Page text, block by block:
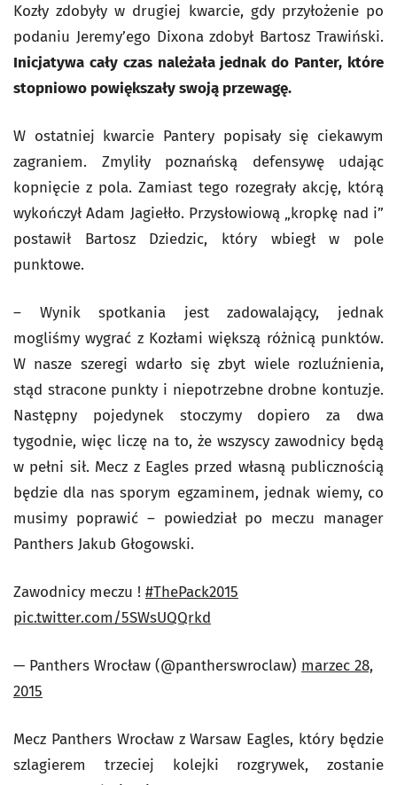
Kozły zdobyły w drugiej kwarcie, gdy przyłożenie po
podaniu Jeremy’ego Dixona zdobył Bartosz Trawiński.
Inicjatywa cały czas należała jednak do Panter, które
stopniowo powiększały swoją przewagę.
W ostatniej kwarcie Pantery popisały się ciekawym
zagraniem. Zmyliły poznańską defensywę udając
kopnięcie z pola. Zamiast tego rozegrały akcję, którą
wykończył Adam Jagiełło. Przysłowiową „kropkę nad i”
postawił Bartosz Dziedzic, który wbiegł w pole
punktowe.
– Wynik spotkania jest zadowalający, jednak
mogliśmy wygrać z Kozłami większą różnicą punktów.
W nasze szeregi wdarło się zbyt wiele rozluźnienia,
stąd stracone punkty i niepotrzebne drobne kontuzje.
Następny pojedynek stoczymy dopiero za dwa
tygodnie, więc liczę na to, że wszyscy zawodnicy będą
w pełni sił. Mecz z Eagles przed własną publicznością
będzie dla nas sporym egzaminem, jednak wiemy, co
musimy poprawić – powiedział po meczu manager
Panthers Jakub Głogowski.
Zawodnicy meczu ! #ThePack2015
pic.twitter.com/5SWsUQQrkd
— Panthers Wrocław (@pantherswroclaw) marzec 28,
2015
Mecz Panthers Wrocław z Warsaw Eagles, który będzie
szlagierem trzeciej kolejki rozgrywek, zostanie